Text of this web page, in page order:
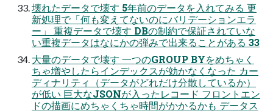
壊れたデータで壊す 5年前のデータを入れてみる 更
新処理で「何も変えてないのにバリデーションエラ
ー」 重複データで壊す DBの制約で保証されていな
い重複データはなにかの弾みで出来ることがある 33
大量のデータで壊す 一つのGROUP BYをめちゃく
ちゃ増やしたらインデックスが効かなくなった カー
ディナリティ（データがどれだけ分散しているか）
が低い 巨大なJSONが入ったレコード フロントエン
ドの描画にめちゃくちゃ時間がかかるかも データス